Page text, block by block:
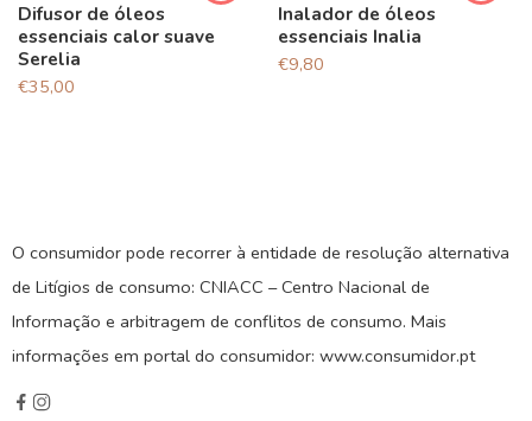
Difusor de óleos
essenciais calor suave
Serelia
€35,00
Inalador de óleos
essenciais Inalia
€9,80
O consumidor pode recorrer à entidade de resolução alternativa
de Litígios de consumo: CNIACC – Centro Nacional de
Informação e arbitragem de conflitos de consumo. Mais
informações em portal do consumidor: www.consumidor.pt